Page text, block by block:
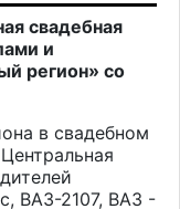
свадебная
и
регион» со
в свадебном
ВАЗ-2107, ВАЗ -